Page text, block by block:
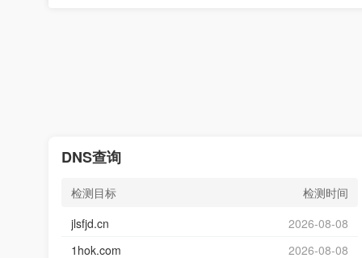
DNS查询
检测目标
检测时间
jlsfjd.cn
2026-08-08
1hok.com
2026-08-08